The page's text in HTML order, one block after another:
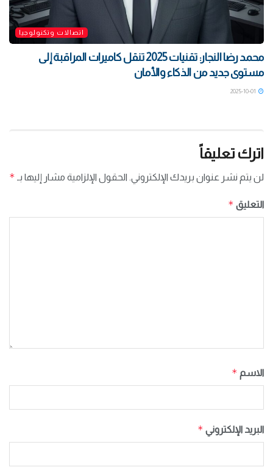
اتصالات وتكنولوجيا
محمد رضا النجار: تقنيات 2025 تنقل كاميرات المراقبة إلى
مستوى جديد من الذكاء والأمان
اترك تعليقاً
لن يتم نشر عنوان بريدك الإلكتروني. الحقول الإلزامية مشار إليها بـ *
التعليق *
الاسم *
البريد الإلكتروني *